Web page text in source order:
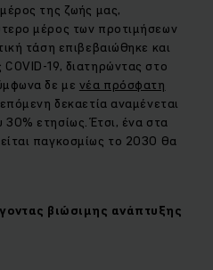
της ζωής μας,
μέρος των προτιμήσεων
τάση επιβεβαιώθηκε και
19, διατηρώντας στο
δε με νέα πρόσφατη
δεκαετία αναμένεται
ετησίως. Έτσι, ένα στα
παγκοσμίως το 2030 θα
βιώσιμης ανάπτυξης